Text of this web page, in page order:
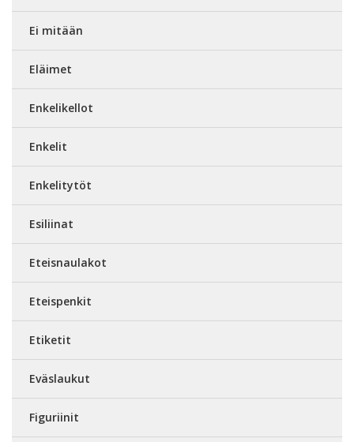
Ei mitään
Eläimet
Enkelikellot
Enkelit
Enkelitytöt
Esiliinat
Eteisnaulakot
Eteispenkit
Etiketit
Eväslaukut
Figuriinit